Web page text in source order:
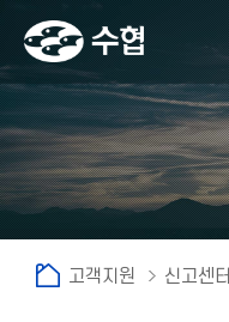
고객지원 신고센터